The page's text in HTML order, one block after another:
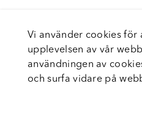
Vi använder cookies för
upplevelsen av vår
användningen av
och surfa vidare på